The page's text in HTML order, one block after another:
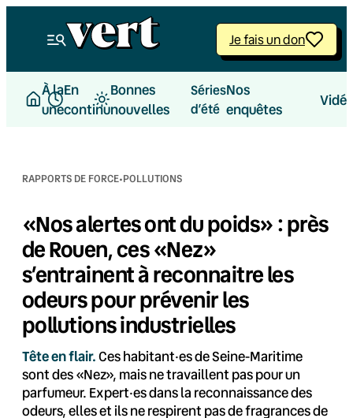
Je fais un don
À la
une
En
continu
Bonnes
nouvelles
Séries
d’été
Nos
enquêtes
RAPPORTS DE FORCE·POLLUTIONS
«Nos alertes ont du poids» : près
de Rouen, ces «Nez»
s’entrainent à reconnaitre les
odeurs pour prévenir les
pollutions industrielles
Tête en flair.Ces habitant·es de Seine-Maritime
sont des «Nez», mais ne travaillent pas pour un
parfumeur. Expert·es dans la reconnaissance des
odeurs, elles et ils ne respirent pas de fragrances de